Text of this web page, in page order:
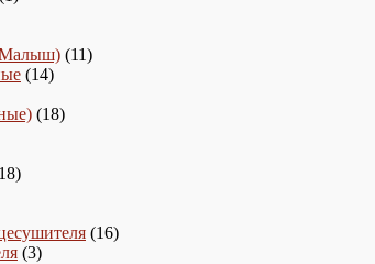
Малыш) 1111
1414
1818
1818
1616
33